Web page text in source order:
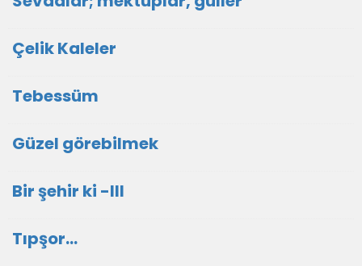
Çelik Kaleler
Tebessüm
Güzel görebilmek
Bir şehir ki -III
Tıpşor...